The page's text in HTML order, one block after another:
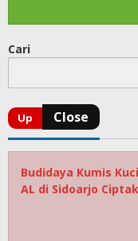
Cari
Budidaya Kumis
AL di Sidoarjo